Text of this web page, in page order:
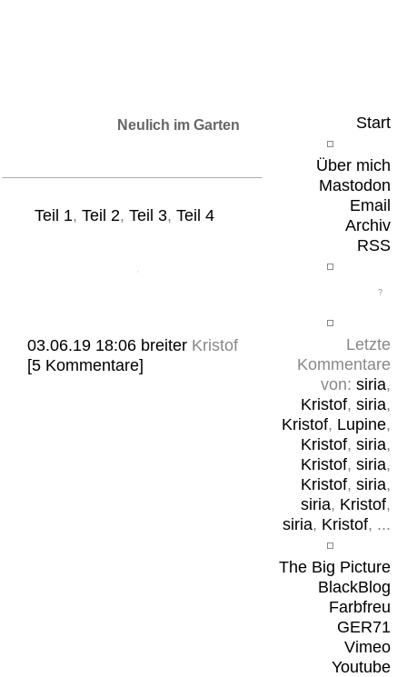
Start
Über mich
Mastodon
Email
Archiv
RSS
Letzte
Kommentare
von: siria,
Kristof, siria,
Kristof, Lupine,
Kristof, siria,
Kristof, siria,
Kristof, siria,
siria, Kristof,
siria, Kristof, ...
The Big Picture
BlackBlog
Farbfreu
GER71
Vimeo
Youtube
Neulich im Garten
Teil 1, Teil 2, Teil 3, Teil 4
03.06.19 18:06 breiter Kristof
[5 Kommentare]